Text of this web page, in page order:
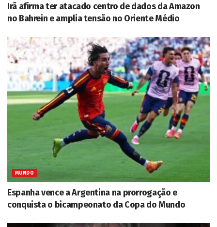
Irã afirma ter atacado centro de dados da Amazon
no Bahrein e amplia tensão no Oriente Médio
MUNDO
Espanha vence a Argentina na prorrogação e
conquista o bicampeonato da Copa do Mundo